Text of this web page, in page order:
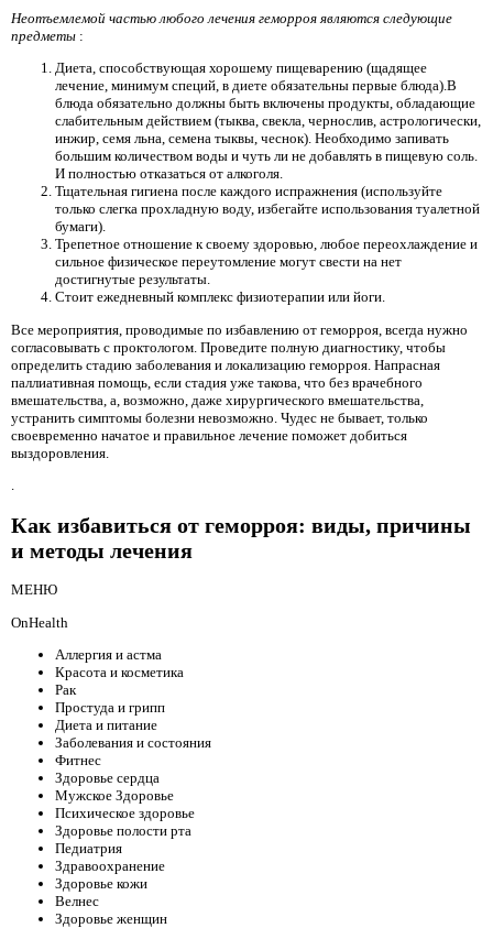
Неотъемлемой частью любого лечения геморроя являются следующие
предметы :
Диета, способствующая хорошему пищеварению (щадящее
лечение, минимум специй, в диете обязательны первые блюда).В
блюда обязательно должны быть включены продукты, обладающие
слабительным действием (тыква, свекла, чернослив, астрологически,
инжир, семя льна, семена тыквы, чеснок). Необходимо запивать
большим количеством воды и чуть ли не добавлять в пищевую соль.
И полностью отказаться от алкоголя.
Тщательная гигиена после каждого испражнения (используйте
только слегка прохладную воду, избегайте использования туалетной
бумаги).
Трепетное отношение к своему здоровью, любое переохлаждение и
сильное физическое переутомление могут свести на нет
достигнутые результаты.
Стоит ежедневный комплекс физиотерапии или йоги.
Все мероприятия, проводимые по избавлению от геморроя, всегда нужно
согласовывать с проктологом. Проведите полную диагностику, чтобы
определить стадию заболевания и локализацию геморроя. Напрасная
паллиативная помощь, если стадия уже такова, что без врачебного
вмешательства, а, возможно, даже хирургического вмешательства,
устранить симптомы болезни невозможно. Чудес не бывает, только
своевременно начатое и правильное лечение поможет добиться
выздоровления.
.
Как избавиться от геморроя: виды, причины
и методы лечения
МЕНЮ
OnHealth
Аллергия и астма
Красота и косметика
Рак
Простуда и грипп
Диета и питание
Заболевания и состояния
Фитнес
Здоровье сердца
Мужское Здоровье
Психическое здоровье
Здоровье полости рта
Педиатрия
Здравоохранение
Здоровье кожи
Велнес
Здоровье женщин